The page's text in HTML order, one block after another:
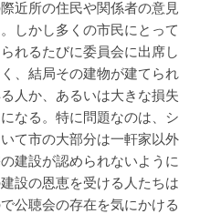
近所の住民や関係者の意見
しかし多くの市民にとって
れるたびに委員会に出席し
、結局その建物が建てられ
人か、あるいは大きな損失
なる。特に問題なのは、シ
て市の大部分は一軒家以外
建設が認められないように
設の恩恵を受ける人たちは
公聴会の存在を気にかける